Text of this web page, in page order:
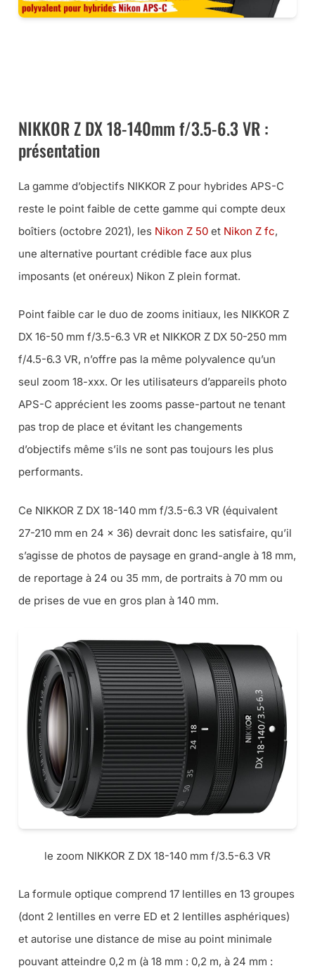
NIKKOR Z DX 18-140mm f/3.5-6.3 VR :
présentation
La gamme d’objectifs NIKKOR Z pour hybrides APS-C
reste le point faible de cette gamme qui compte deux
boîtiers (octobre 2021), les Nikon Z 50 et Nikon Z fc,
une alternative pourtant crédible face aux plus
imposants (et onéreux) Nikon Z plein format.
Point faible car le duo de zooms initiaux, les NIKKOR Z
DX 16-50 mm f/3.5-6.3 VR et NIKKOR Z DX 50-250 mm
f/4.5-6.3 VR, n’offre pas la même polyvalence qu’un
seul zoom 18-xxx. Or les utilisateurs d’appareils photo
APS-C apprécient les zooms passe-partout ne tenant
pas trop de place et évitant les changements
d’objectifs même s’ils ne sont pas toujours les plus
performants.
Ce NIKKOR Z DX 18-140 mm f/3.5-6.3 VR (équivalent
27-210 mm en 24 x 36) devrait donc les satisfaire, qu’il
s’agisse de photos de paysage en grand-angle à 18 mm,
de reportage à 24 ou 35 mm, de portraits à 70 mm ou
de prises de vue en gros plan à 140 mm.
le zoom NIKKOR Z DX 18-140 mm f/3.5-6.3 VR
La formule optique comprend 17 lentilles en 13 groupes
(dont 2 lentilles en verre ED et 2 lentilles asphériques)
et autorise une distance de mise au point minimale
pouvant atteindre 0,2 m (à 18 mm : 0,2 m, à 24 mm :